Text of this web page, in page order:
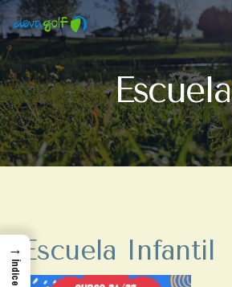
Escuela Infantil
→
Índice